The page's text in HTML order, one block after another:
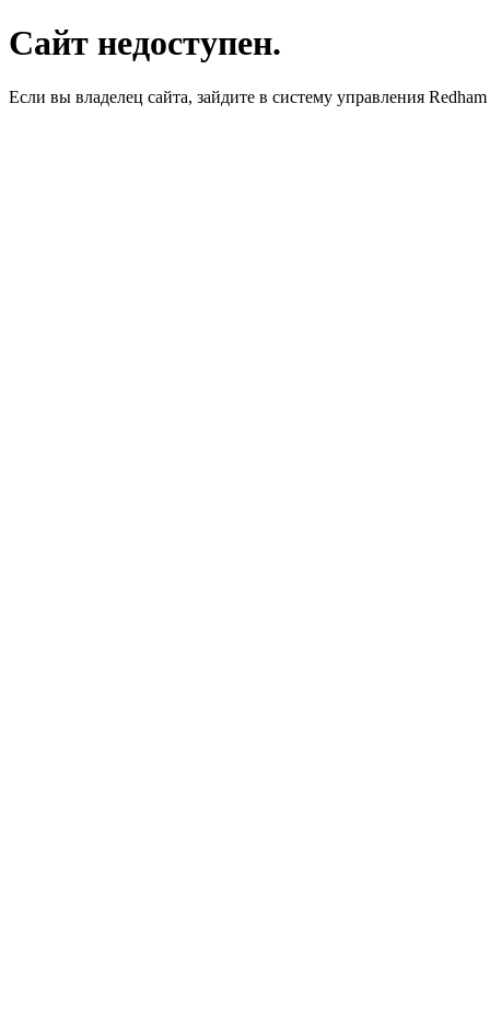
Сайт недоступен.
Если вы владелец сайта, зайдите в систему управления